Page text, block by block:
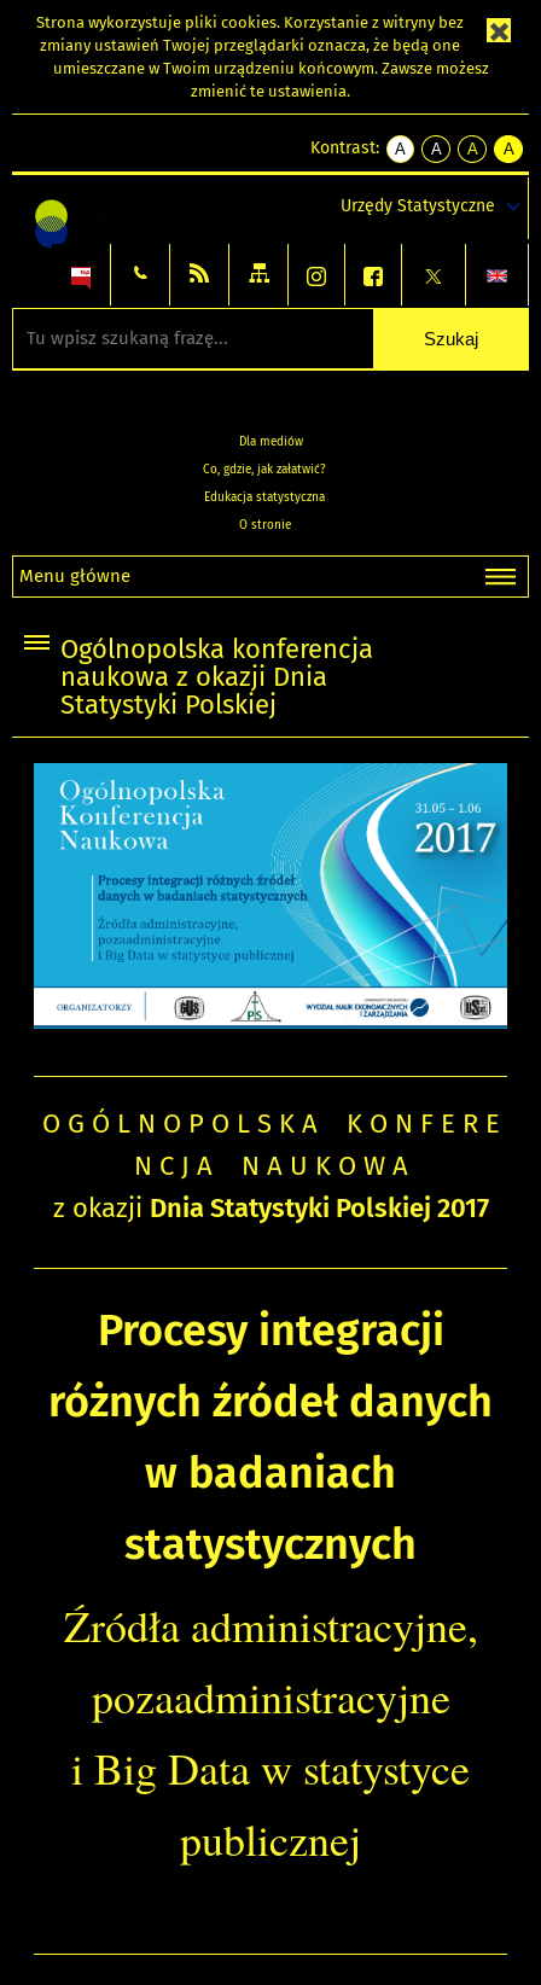
Strona wykorzystuje pliki cookies. Korzystanie z witryny bez
zmiany ustawień Twojej przeglądarki oznacza, że będą one
umieszczane w Twoim urządzeniu końcowym. Zawsze możesz
zmienić te ustawienia.
Kontrast:
A
kontrast
A
kontrast
tekst
czarnym
A
kontrast
tekst
czarnym
A
tekst
żółtym
Urzędy Statystyczne
Dla mediów
Co, gdzie, jak załatwić?
Edukacja statystyczna
O stronie
Menu główne
Ogólnopolska konferencja
naukowa z okazji Dnia
Statystyki Polskiej
O G Ó L N O P O L S K A K O N F E R E
N C J A N A U K O W A
z okazji Dnia Statystyki Polskiej 2017
Procesy integracji
różnych źródeł danych
w badaniach
statystycznych
Źródła administracyjne,
pozaadministracyjne
i Big Data w statystyce
publicznej